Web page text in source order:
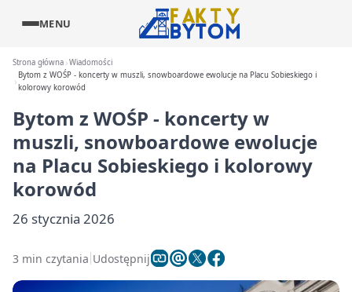
MENU
Strona główna Wiadomości
Bytom z WOŚP - koncerty w muszli, snowboardowe ewolucje na Placu Sobieskiego i
kolorowy korowód
Bytom z WOŚP - koncerty w
muszli, snowboardowe ewolucje
na Placu Sobieskiego i kolorowy
korowód
26 stycznia 2026
3 min czytania Udostępnij